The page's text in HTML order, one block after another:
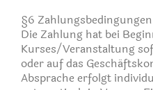
§6 Zahlungsbedingungen
Die Zahlung hat bei
Kurses/Veranstaltung
oder auf das
Absprache erfolgt